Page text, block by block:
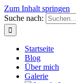
Zum Inhalt springen
Suche nach:
Startseite
Blog
Über mich
Galerie